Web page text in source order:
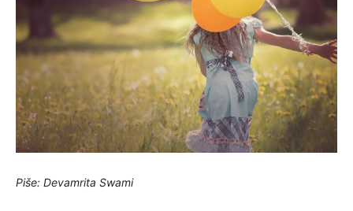
Piše: Devamrita Swami